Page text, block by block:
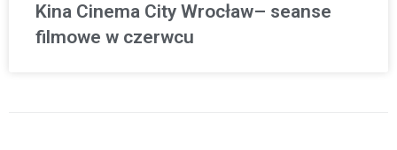
Kina Cinema City Wrocław– seanse
filmowe w czerwcu